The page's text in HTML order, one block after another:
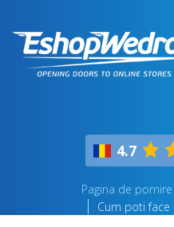
4.7
Pagina de pornire
Cum poti face